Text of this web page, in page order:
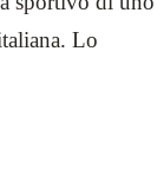
Lo